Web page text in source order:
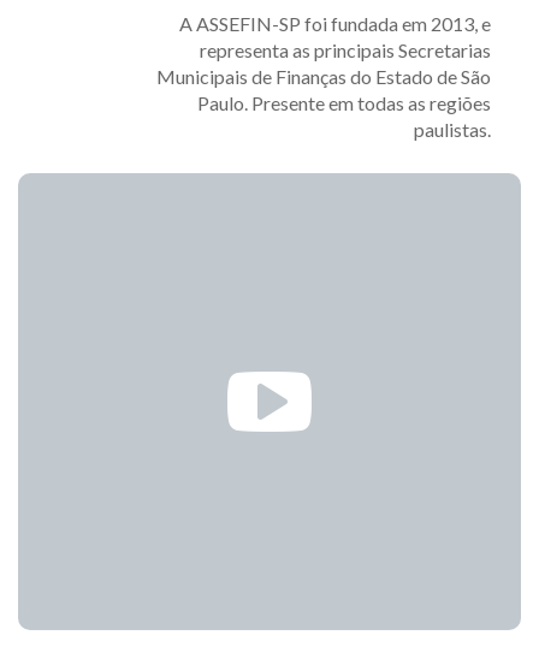
A ASSEFIN-SP foi fundada em 2013, e
representa as principais Secretarias
Municipais de Finanças do Estado de São
Paulo. Presente em todas as regiões
paulistas.